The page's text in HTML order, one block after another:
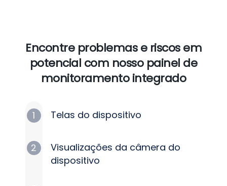
Encontre problemas e riscos em
potencial com nosso painel de
monitoramento integrado
1 Telas do dispositivo
2
Visualizações da câmera do
dispositivo